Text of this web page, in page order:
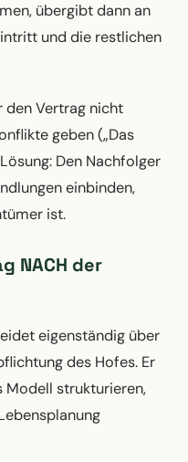
übergibt dann an
und die restlichen
den Vertrag nicht
geben („Das
Den Nachfolger
einbinden,
ist.
NACH der
eigenständig über
des Hofes. Er
Modell strukturieren,